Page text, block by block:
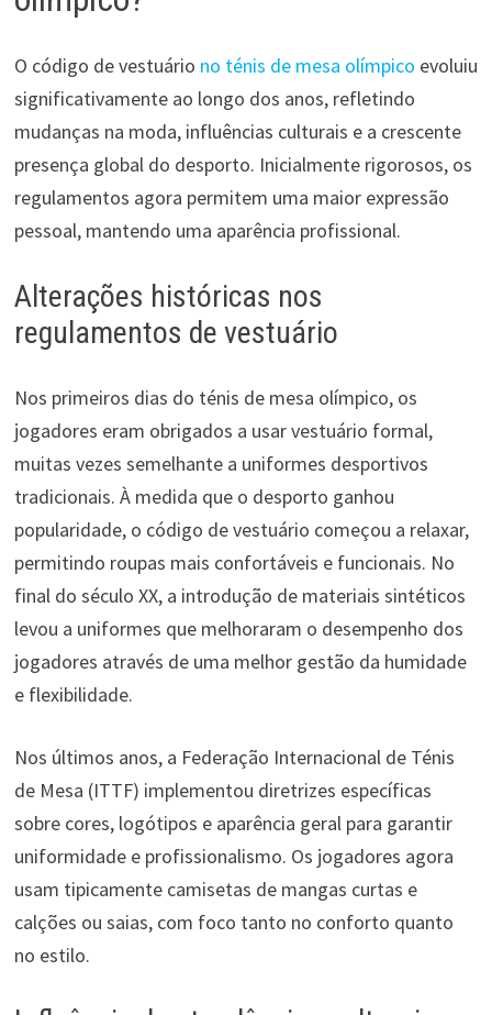
O código de vestuário no ténis de mesa olímpico evoluiu
significativamente ao longo dos anos, refletindo
mudanças na moda, influências culturais e a crescente
presença global do desporto. Inicialmente rigorosos, os
regulamentos agora permitem uma maior expressão
pessoal, mantendo uma aparência profissional.
Alterações históricas nos
regulamentos de vestuário
Nos primeiros dias do ténis de mesa olímpico, os
jogadores eram obrigados a usar vestuário formal,
muitas vezes semelhante a uniformes desportivos
tradicionais. À medida que o desporto ganhou
popularidade, o código de vestuário começou a relaxar,
permitindo roupas mais confortáveis e funcionais. No
final do século XX, a introdução de materiais sintéticos
levou a uniformes que melhoraram o desempenho dos
jogadores através de uma melhor gestão da humidade
e flexibilidade.
Nos últimos anos, a Federação Internacional de Ténis
de Mesa (ITTF) implementou diretrizes específicas
sobre cores, logótipos e aparência geral para garantir
uniformidade e profissionalismo. Os jogadores agora
usam tipicamente camisetas de mangas curtas e
calções ou saias, com foco tanto no conforto quanto
no estilo.